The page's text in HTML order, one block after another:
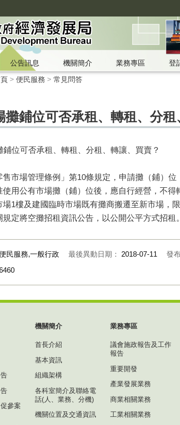
公告訊息 機關簡介 業務專區 登
> 便民服務 > 常見問答
攤鋪位可否承租、轉租、分租
鋪位可否承租、轉租、分租、轉讓、買賣？
售市場管理條例」第10條規定，申請攤（鋪）
使用公有市場攤（鋪）位後，應自行經營，不得
場1樓及建國臨時市場既有攤商搬遷至新市場，
定將空攤招租資訊公告，以公開公平方式招租。
民服務,一般行政 最後異動日期： 2018-07-11 發
參案
機關簡介
首長介紹
基本資訊
組織架構
各科室簡介及聯絡電
話(人、業務、分機)
機關位置及交通資訊
業務專區
議會施政報告及工作
報告
重要開發
產業發展業務
商業相關業務
工業相關業務